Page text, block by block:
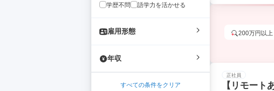
学歴不問
語学力を活かせる
雇用形態
年収
すべての条件をクリア
200万円以上
正社員
【リモート